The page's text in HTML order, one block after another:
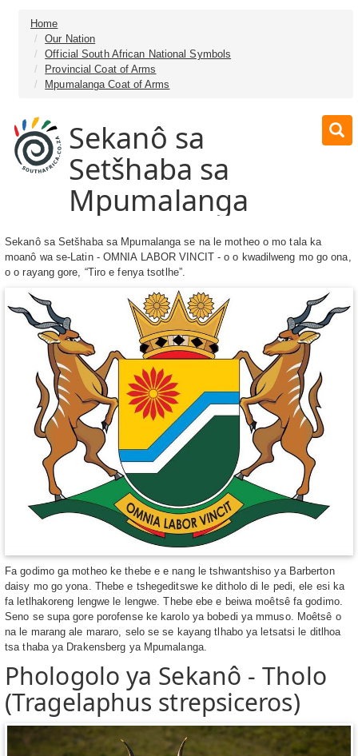
Home
Our Nation
Official South African National Symbols
Provincial Coat of Arms
Mpumalanga Coat of Arms
Sekanô sa
Setšhaba sa
Mpumalanga
Sekanô sa Setšhaba sa Mpumalanga se na le motheo o mo tala ka
moanô wa se-Latin - OMNIA LABOR VINCIT - o o kwadilweng mo go ona,
o o rayang gore, “Tiro e fenya tsotlhe”.
Fa godimo ga motheo ke thebe e e nang le tshwantshiso ya Barberton
daisy mo go yona. Thebe e tshegeditswe ke ditholo di le pedi, ele esi ka
fa letlhakoreng lengwe le lengwe. Thebe ebe e beiwa moêtsê fa godimo.
Seno se supa gore porofense ke karolo ya bobedi ya mmuso. Moêtsê o
na le marang ale mararo, selo se se kayang tlhabo ya letsatsi le ditlhoa
tsa thaba ya Drakensberg ya Mpumalanga.
Phologolo ya Sekanô - Tholo
(Tragelaphus strepsiceros)